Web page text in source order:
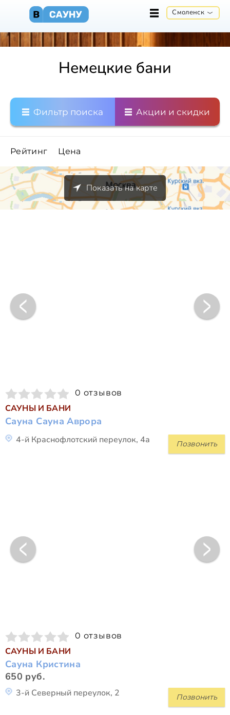
Смоленск
Немецкие бани
Фильтр поиска Акции и скидки
Рейтинг Цена
Показать на карте
0 отзывов
САУНЫ И БАНИ
Сауна Сауна Аврора
Позвонить
4-й Краснофлотский переулок, 4а
0 отзывов
САУНЫ И БАНИ
Сауна Кристина
650 руб.
Позвонить
3-й Северный переулок, 2